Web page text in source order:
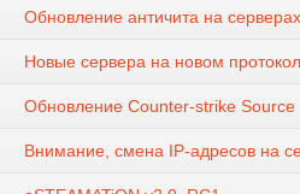
Обновление античита на серверах
Новые сервера на новом
Обновление Counter-strike Source
Внимание, смена IP-адресов на